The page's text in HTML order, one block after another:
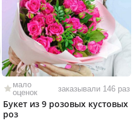
мало
оценок
заказывали 146 раз
Букет из 9 розовых кустовых
роз